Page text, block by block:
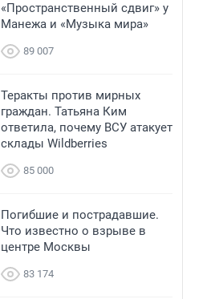
«Пространственный сдвиг» у
Манежа и «Музыка мира»
89 007
Теракты против мирных
граждан. Татьяна Ким
ответила, почему ВСУ атакует
склады Wildberries
85 000
Погибшие и пострадавшие.
Что известно о взрыве в
центре Москвы
83 174